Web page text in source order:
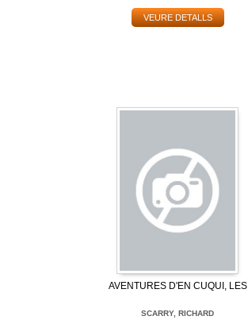
VEURE DETALLS
AVENTURES D'EN CUQUI, LES
SCARRY, RICHARD